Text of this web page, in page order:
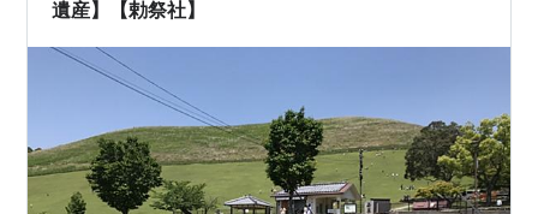
遺産】【勅祭社】